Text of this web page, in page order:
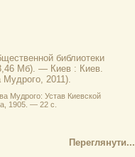
библиотеки
Мб). — Киев : Киев.
2011).
Мудрого: Устав Киевской
1905. — 22 с.
Переглянути...